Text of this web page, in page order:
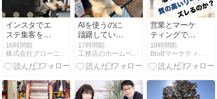
インスタでエ
ステ集客を変
えるだけで、
予約導線が驚
くほど変わっ
16時間前
AIを使うのに
躊躇している
方向けのブロ
グ
17時間前
工務店のホームページ集客の実践ブログ：年3棟受注するノウハウ
営業とマーケ
ティングで
「質の高いリ
ード」の定義
が違う理由｜
を一致させる
方法
18時間前